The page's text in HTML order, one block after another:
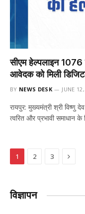
सीएम हेल्पलाइन 1076
आवेदक को मिली
BY NEWS DESK JUNE
रायपुर: मुख्यमंत्री श्री
त्वरित और प्रभावी समाधान के
1 2 3 Next
विज्ञापन